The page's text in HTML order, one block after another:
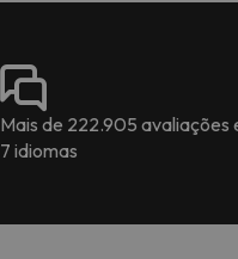
Mais de 222.905 avaliações
7 idiomas